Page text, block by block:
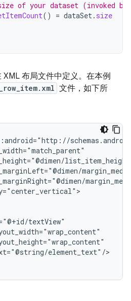
of your dataset (invoked by
() = dataSet. size
布局文件中定义。在本例
文件，如下所
element_text"/>